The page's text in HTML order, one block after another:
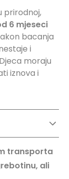
prirodnoj,
6 mjeseci
bacanja
i
moraju
iznova i
transporta
ali